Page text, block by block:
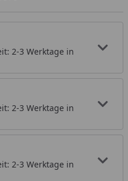
2-3 Werktage in
2-3 Werktage in
2-3 Werktage in